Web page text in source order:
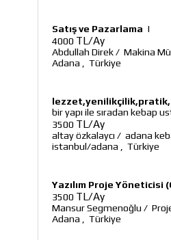
Satış ve Pazarlama |
4000 TL/Ay
Abdullah Direk/ Makina
Adana
Türkiye
lezzet,yenilikçilik,pratik,
bir yapı ile sıradan kebap
3500 TL/Ay
altay özkalaycı / adana
istanbul/adana
Türkiye
Yazılım Proje Yöneticisi
3500 TL/Ay
Mansur Segmenoğlu /
Adana
Türkiye